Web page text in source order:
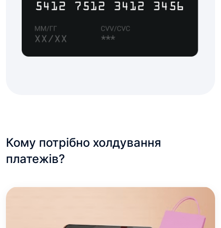
Кому потрібно холдування
платежів?